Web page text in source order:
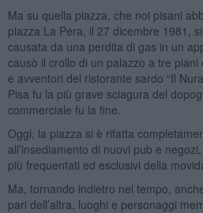
Ma su quella piazza, che noi pisani
piazza La Pera, il 27 dicembre 1981,
causata da una perdita di gas in un
causò il crollo di un palazzo a tre
e avventori del ristorante sardo “Il
Pisa fu la più grave sciagura del
commerciale fu la fine.
Oggi, la piazza si è rifatta
all’insediamento di nuovi pub e
più frequentati ed esclusivi della
Ma, tornando indietro nel tempo,
pari dell’altra, luoghi e personaggi